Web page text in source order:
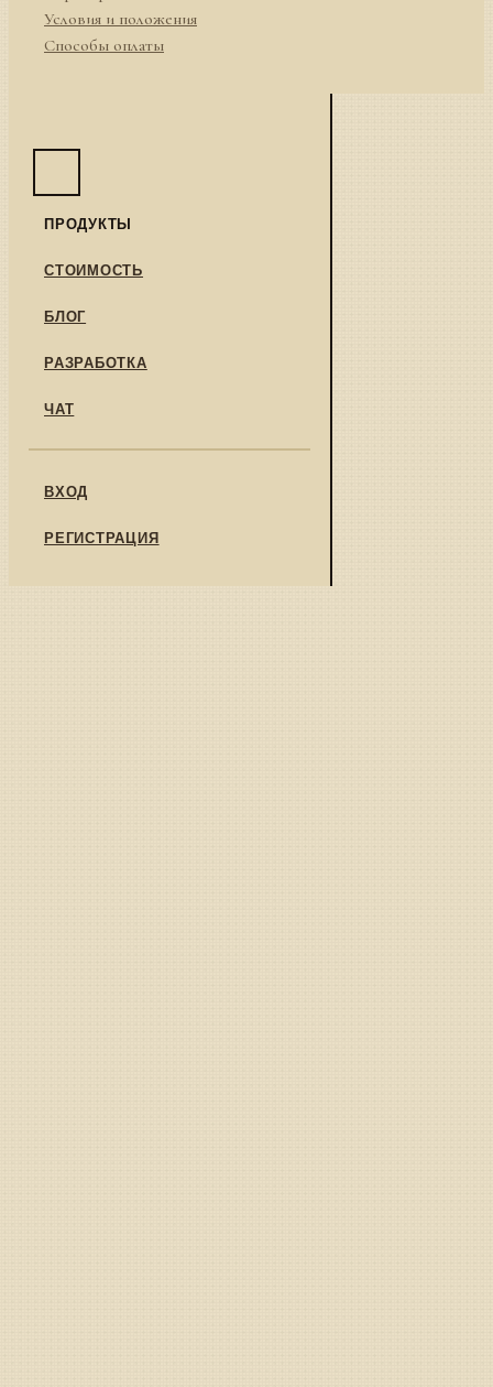
Условия и положения
Способы оплаты
ПРОДУКТЫ
СТОИМОСТЬ
БЛОГ
РАЗРАБОТКА
ЧАТ
ВХОД
РЕГИСТРАЦИЯ